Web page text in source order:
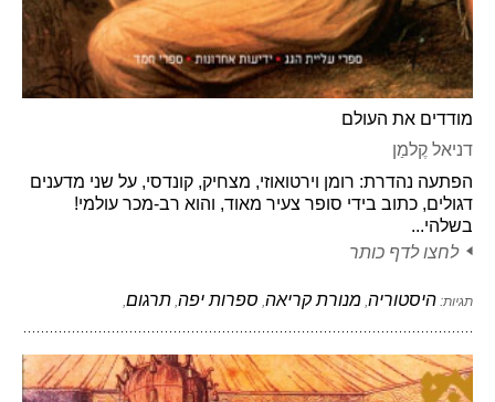
מודדים את העולם
דניאל קֶלמַן
הפתעה נהדרת: רומן וירטואוזי, מצחיק, קונדסי, על שני מדענים
דגולים, כתוב בידי סופר צעיר מאוד, והוא רב-מכר עולמי!
בשלהי...
לחצו לדף כותר
תגיות: היסטוריה מנורת קריאה ספרות יפה תרגום